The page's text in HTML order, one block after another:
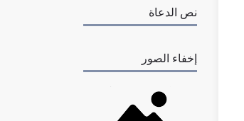
نص الدعاة
إخفاء الصور